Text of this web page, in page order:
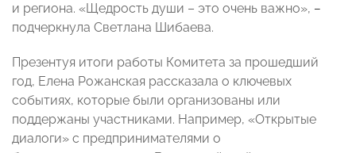
и региона. «Щедрость души – это очень важно», –
подчеркнула Светлана Шибаева.
Презентуя итоги работы Комитета за прошедший
год, Елена Рожанская рассказала о ключевых
событиях, которые были организованы или
поддержаны участниками. Например, «Открытые
диалоги» с предпринимателями о